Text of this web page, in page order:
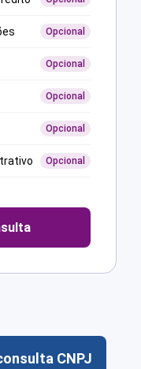
Opcional
Opcional
Opcional
Opcional
Opcional
CNPJ